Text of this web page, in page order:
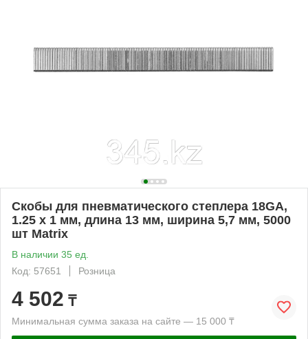
Скобы для пневматического степлера 18GA,
1.25 х 1 мм, длина 13 мм, ширина 5,7 мм, 5000
шт Matrix
В наличии 35 ед.
Код: 57651
Розница
4 502 ₸
Минимальная сумма заказа на сайте — 15 000 ₸